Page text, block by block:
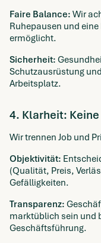
Faire Balance: Wir
Ruhepausen und
ermöglicht.
Sicherheit:
Schutzausrüstung
Arbeitsplatz.
4. Klarheit:
Wir trennen Job und
Objektivität:
(Qualität, Preis,
Gefälligkeiten.
Transparenz:
marktüblich sein und
Geschäftsführung.